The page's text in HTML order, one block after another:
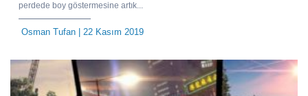
perdede boy göstermesine artık...
Osman Tufan | 22 Kasım 2019